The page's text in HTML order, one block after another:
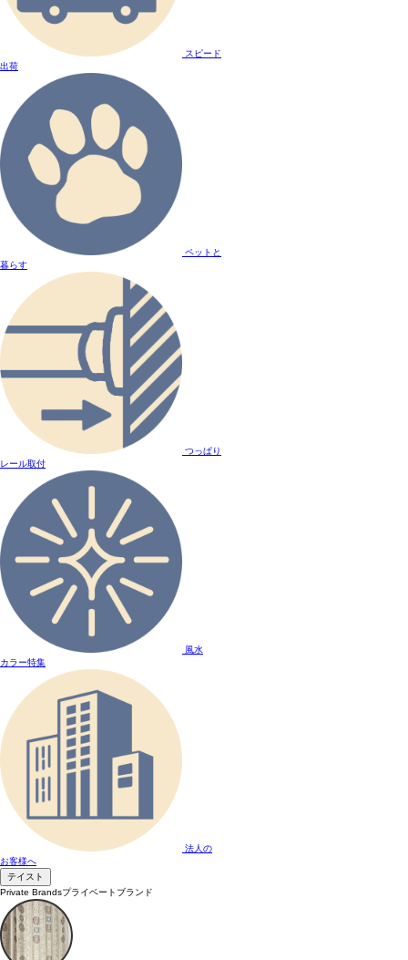
スピード
出荷
ペットと
暮らす
つっぱり
レール取付
風水
カラー特集
法人の
お客様へ
テイスト
Private Brandsプライベートブランド